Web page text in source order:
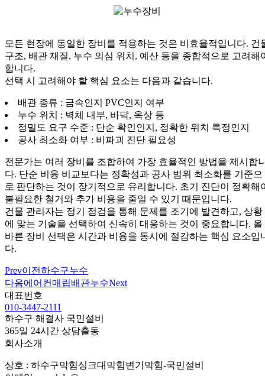
모든 현장에 동일한 장비를 적용하는 것은 비효율적입니다. 건
구조, 배관 재질, 누수 의심 위치, 예산 등을 종합적으로 고려해
합니다.
선택 시 고려해야 할 핵심 요소는 다음과 같습니다.
배관 종류 : 금속인지 PVC인지 여부
누수 위치 : 벽체 내부, 바닥, 옥상 등
정밀도 요구 수준 : 단순 확인인지, 정확한 위치 특정인지
공사 최소화 여부 : 비파괴 진단 필요성
전문가는 여러 장비를 조합하여 가장 효율적인 방법을 제시합
다. 단순 비용 비교보다는 정확성과 공사 범위 최소화를 기준으
로 판단하는 것이 장기적으로 유리합니다. 초기 진단이 정확해
불필요한 철거와 추가 비용을 줄일 수 있기 때문입니다.
건물 관리자는 정기 점검을 통해 문제를 조기에 발견하고, 상황
에 맞는 기술을 선택하여 신속히 대응하는 것이 중요합니다. 올
바른 장비 선택은 시간과 비용을 동시에 절감하는 핵심 요소입
다.
Prev이전하수구누수
다음에어컨매립배관누수Next
대표번호
010-3447-2111
하수구 해결사 국민설비
365일 24시간 상담출동
회사소개
상호 : 하수구막힘싱크대막힘변기막힘-국민설비